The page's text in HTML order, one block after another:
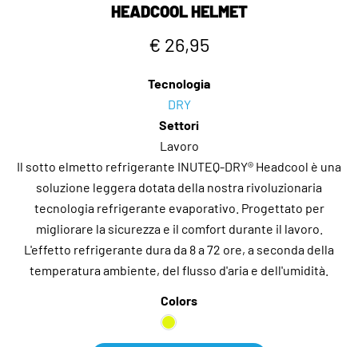
HEADCOOL HELMET
€ 26,95
Tecnologia
DRY
Settori
Lavoro
Il sotto elmetto refrigerante INUTEQ-DRY® Headcool è una
soluzione leggera dotata della nostra rivoluzionaria
tecnologia refrigerante evaporativo. Progettato per
migliorare la sicurezza e il comfort durante il lavoro.
L'effetto refrigerante dura da 8 a 72 ore, a seconda della
temperatura ambiente, del flusso d'aria e dell'umidità.
Colors